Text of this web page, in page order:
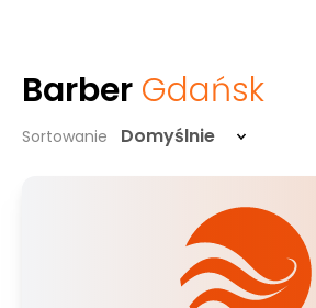
Barber Gdańsk
Sortowanie Domyślnie